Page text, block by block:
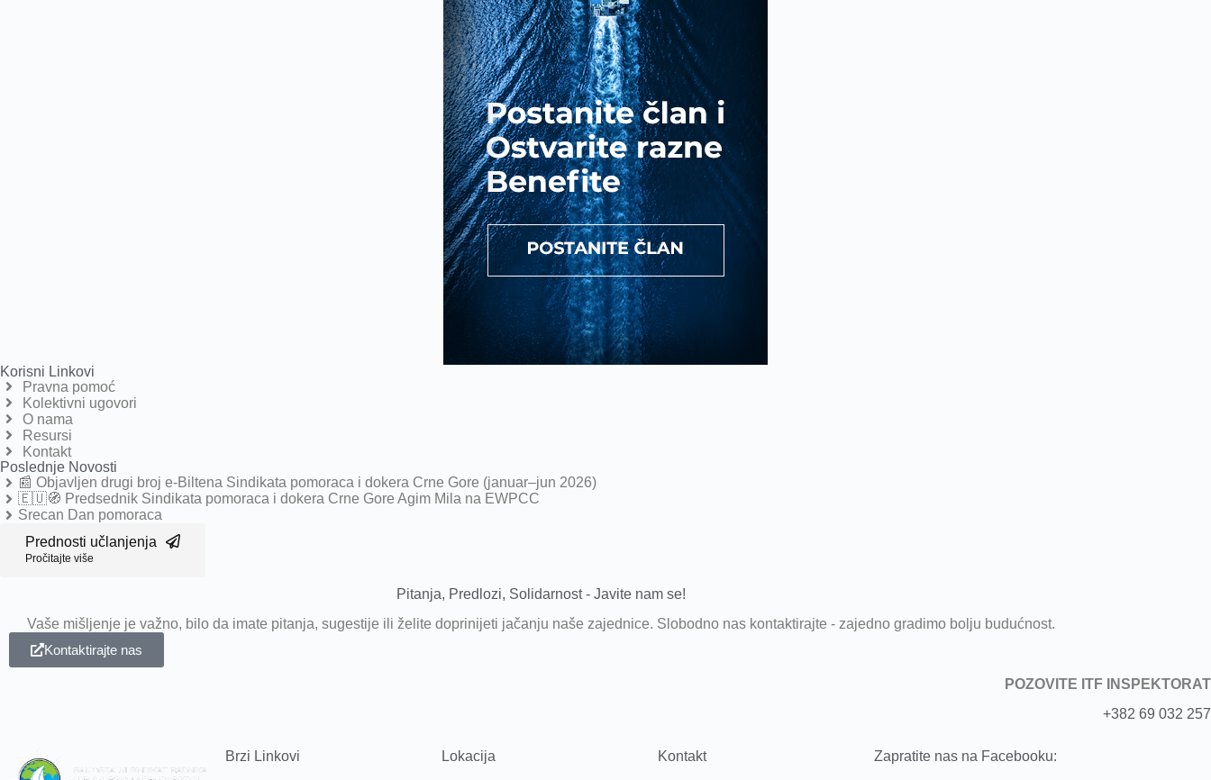
Korisni Linkovi
Pravna pomoć
Kolektivni ugovori
O nama
Resursi
Kontakt
Poslednje Novosti
📰 Objavljen drugi broj e-Biltena Sindikata pomoraca i dokera Crne Gore (januar–jun 2026)
🇪🇺🧭 Predsednik Sindikata pomoraca i dokera Crne Gore Agim Mila na EWPCC
Srecan Dan pomoraca
Prednosti učlanjenja
Pročitajte više
Pitanja, Predlozi, Solidarnost - Javite nam se!
Vaše mišljenje je važno, bilo da imate pitanja, sugestije ili želite doprinijeti jačanju naše zajednice. Slobodno nas kontaktirajte - zajedno gradimo bolju budućnost.
Kontaktirajte nas
POZOVITE ITF INSPEKTORAT
+382 69 032 257
Brzi Linkovi Lokacija Kontakt Zapratite nas na Facebooku: